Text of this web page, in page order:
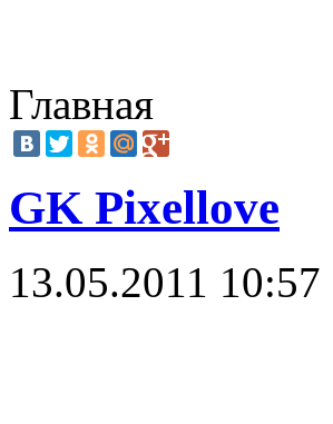
Главная
GK Pixellove
13.05.2011 10:57